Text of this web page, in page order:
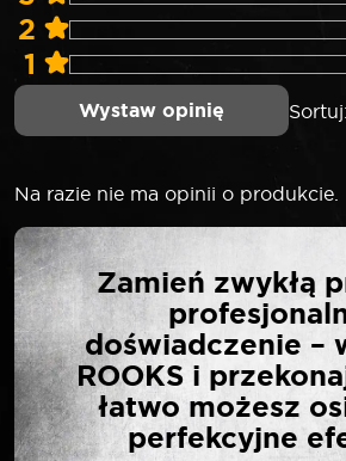
2
1
Wystaw opinię
Na razie nie ma opinii o produkcie.
NAPISZ
OPINIĘ O
MŁOTEK
Twój adres email nie zostanie
Zamień zwykłą
doświadczenie –
ROOKS i
łatwo możesz
perfekcyjne